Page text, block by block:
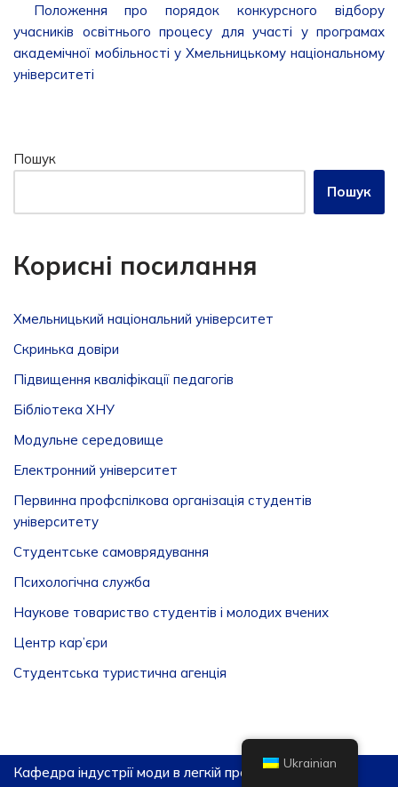
Положення про порядок конкурсного відбору
учасників освітнього процесу для участі у програмах
академічної мобільності у Хмельницькому національному
університеті
Пошук
Пошук
Корисні посилання
Хмельницький національний університет
Скринька довiри
Підвищення кваліфікації педагогів
Бібліотека ХНУ
Модульне середовище
Електронний університет
Первинна профспілкова організація студентів
університету
Студентське самоврядування
Психологічна служба
Наукове товариство студентів і молодих вчених
Центр кар’єри
Студентська туристична агенція
Кафедра індустрії моди в легкій промиcловості, 2026
Ukrainian